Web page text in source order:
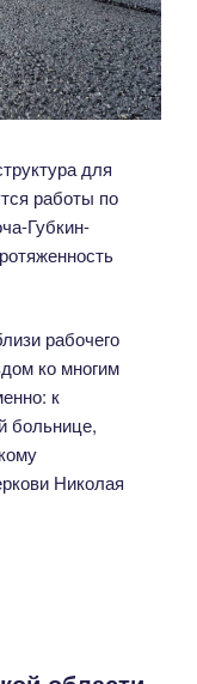
для
работы по
Губкин-
рабочего
ко многим
к
больнице,
Николая